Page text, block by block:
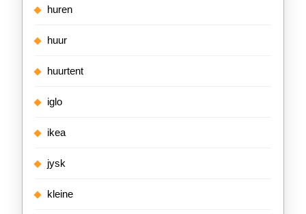
huren
huur
huurtent
iglo
ikea
jysk
kleine